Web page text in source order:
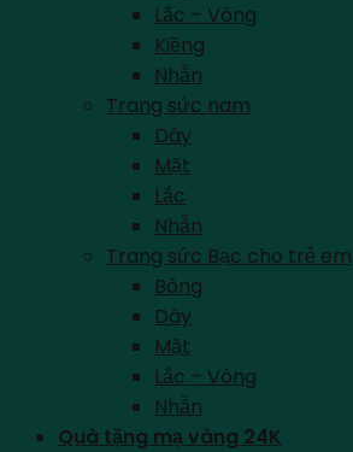
Lắc – Vòng
Kiềng
Nhẫn
Trang sức nam
Dây
Mặt
Lắc
Nhẫn
Trang sức Bạc cho trẻ em
Bông
Dây
Mặt
Lắc – Vòng
Nhẫn
Quà tặng mạ vàng 24K